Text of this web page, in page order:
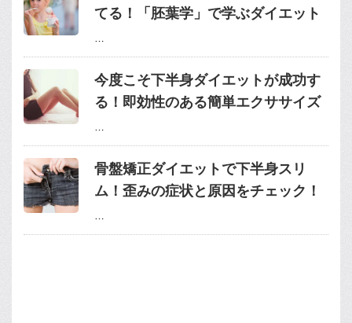
てる！「胚葉学」で学ぶダイエット
…
今度こそ下半身ダイエットが成功す
る！即効性のある簡単エクササイズ
…
骨盤矯正ダイエットで下半身スリ
ム！歪みの症状と原因をチェック！
…